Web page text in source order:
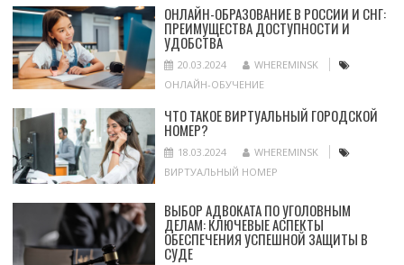
ОНЛАЙН-ОБРАЗОВАНИЕ В РОССИИ И СНГ:
ПРЕИМУЩЕСТВА ДОСТУПНОСТИ И
УДОБСТВА
20.03.2024
WHEREMINSK
ОНЛАЙН-ОБУЧЕНИЕ
ЧТО ТАКОЕ ВИРТУАЛЬНЫЙ ГОРОДСКОЙ
НОМЕР?
18.03.2024
WHEREMINSK
ВИРТУАЛЬНЫЙ НОМЕР
ВЫБОР АДВОКАТА ПО УГОЛОВНЫМ
ДЕЛАМ: КЛЮЧЕВЫЕ АСПЕКТЫ
ОБЕСПЕЧЕНИЯ УСПЕШНОЙ ЗАЩИТЫ В
СУДЕ